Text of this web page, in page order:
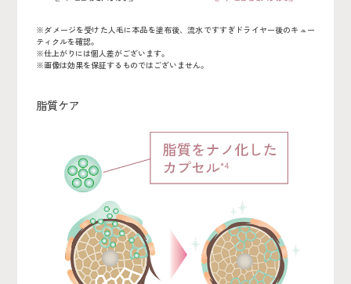
※ダメージを受けた人毛に本品を塗布後、流水ですすぎドライヤー後のキュー
ティクルを確認。
※仕上がりには個人差がございます。
※画像は効果を保証するものではございません。
脂質ケア